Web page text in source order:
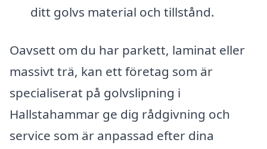
ditt golvs material och tillstånd.
Oavsett om du har parkett, laminat eller
massivt trä, kan ett företag som är
specialiserat på golvslipning i
Hallstahammar ge dig rådgivning och
service som är anpassad efter dina